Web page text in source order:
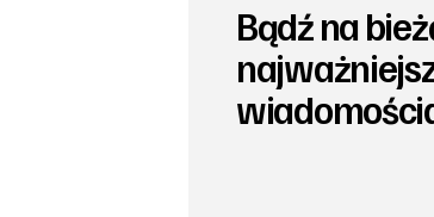
Bądź na